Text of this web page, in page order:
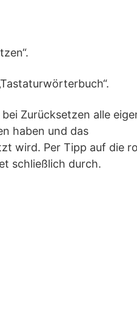
Zurücksetzen alle
haben und das
wird. Per Tipp auf die
schließlich durch.